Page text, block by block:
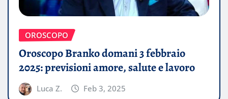
OROSCOPO
Oroscopo Branko domani 3 febbraio
2025: previsioni amore, salute e lavoro
Luca Z. Feb 3, 2025